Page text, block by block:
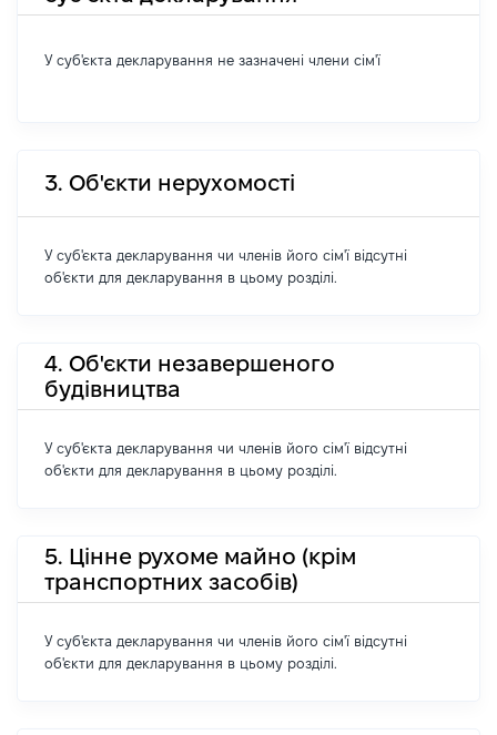
У суб'єкта декларування не зазначені члени сім'ї
3. Об'єкти нерухомості
У суб'єкта декларування чи членів його сім'ї відсутні
об'єкти для декларування в цьому розділі.
4. Об'єкти незавершеного
будівництва
У суб'єкта декларування чи членів його сім'ї відсутні
об'єкти для декларування в цьому розділі.
5. Цінне рухоме майно (крім
транспортних засобів)
У суб'єкта декларування чи членів його сім'ї відсутні
об'єкти для декларування в цьому розділі.